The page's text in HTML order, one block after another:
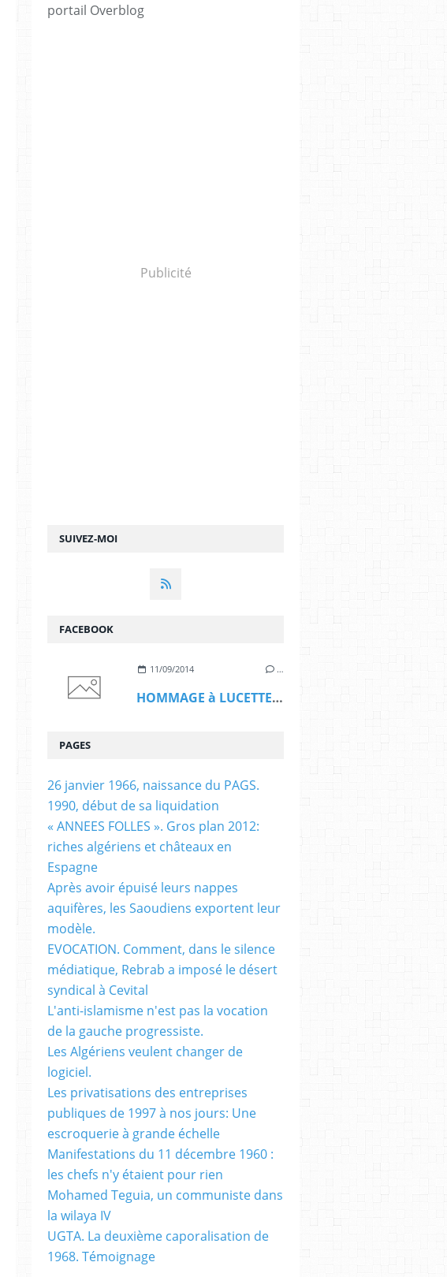
SUIVEZ-MOI
portail Overblog
Publicité
FACEBOOK
11/09/2014 …
HOMMAGE à LUCETTE HADJ ALI
PAGES
26 janvier 1966, naissance du PAGS.
1990, début de sa liquidation
« ANNEES FOLLES ». Gros plan 2012:
riches algériens et châteaux en
Espagne
Après avoir épuisé leurs nappes
aquifères, les Saoudiens exportent leur
modèle.
EVOCATION. Comment, dans le silence
médiatique, Rebrab a imposé le désert
syndical à Cevital
L'anti-islamisme n'est pas la vocation
de la gauche progressiste.
Les Algériens veulent changer de
logiciel.
Les privatisations des entreprises
publiques de 1997 à nos jours: Une
escroquerie à grande échelle
Manifestations du 11 décembre 1960 :
les chefs n'y étaient pour rien
Mohamed Teguia, un communiste dans
la wilaya IV
UGTA. La deuxième caporalisation de
1968. Témoignage